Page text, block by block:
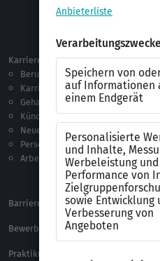
Karriere
Berufseinstieg
Karriere machen
Gehalt
Kündigung
Neue Arbeitswelt
Personalführung
Arbeitsrecht
Barrierefreiheitserklärung
Bewerbungs-FAQ
Praktikum Online Marketing